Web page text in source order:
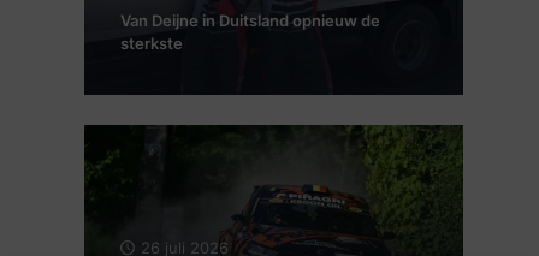
Van Deijne in Duitsland opnieuw de
sterkste
26 juli 2026